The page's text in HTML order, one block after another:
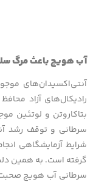
آب هویج باعث مرگ
آنتی‌اکسیدان‌های
رادیکال‌های آزاد
بتاکاروتن و لوتئین
سرطانی و توقف رشد
شرایط آزمایشگاهی
گرفته است. به همین
سرطانی آب هویج